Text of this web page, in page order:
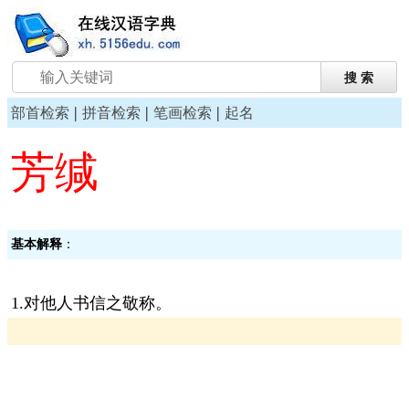
部首检索 | 拼音检索 | 笔画检索 | 起名
芳缄
基本解释 ：
1.对他人书信之敬称。